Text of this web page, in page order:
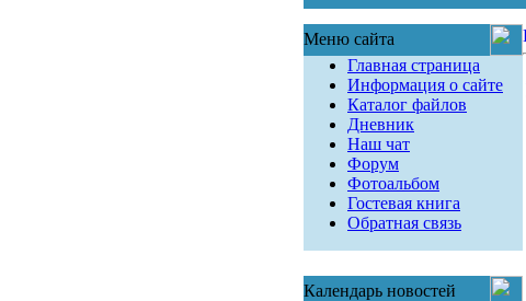
Меню сайта
Главная страница
Информация о сайте
Каталог файлов
Дневник
Наш чат
Форум
Фотоальбом
Гостевая книга
Обратная связь
Календарь новостей